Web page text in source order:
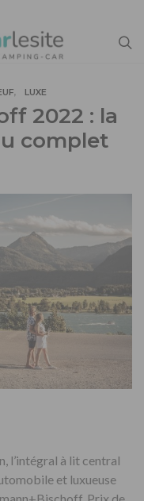
LUXE
2022 : la
complet
l’intégral à lit central
et luxueuse